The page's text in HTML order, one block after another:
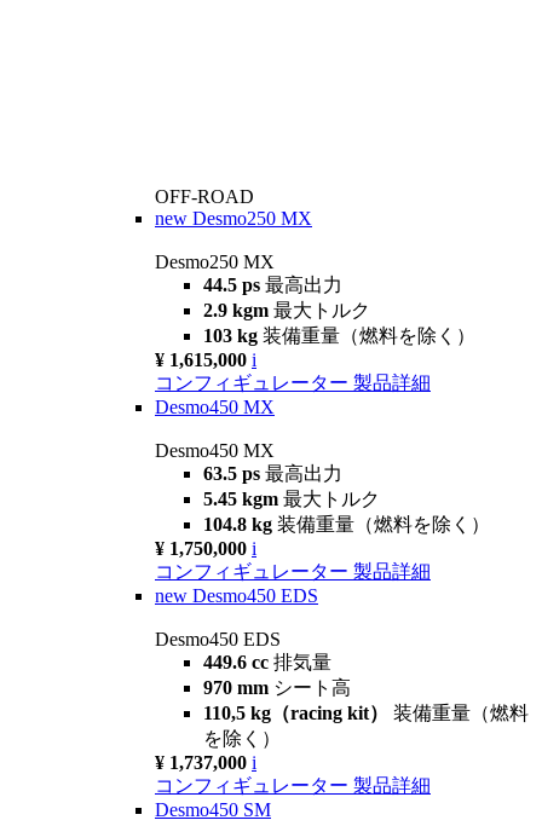
OFF-ROAD
new Desmo250 MX
Desmo250 MX
44.5 ps 最高出力
2.9 kgm 最大トルク
103 kg 装備重量（燃料を除く）
¥ 1,615,000 i
コンフィギュレーター 製品詳細
Desmo450 MX
Desmo450 MX
63.5 ps 最高出力
5.45 kgm 最大トルク
104.8 kg 装備重量（燃料を除く）
¥ 1,750,000 i
コンフィギュレーター 製品詳細
new Desmo450 EDS
Desmo450 EDS
449.6 cc 排気量
970 mm シート高
110,5 kg（racing kit） 装備重量（燃料
を除く）
¥ 1,737,000 i
コンフィギュレーター 製品詳細
Desmo450 SM